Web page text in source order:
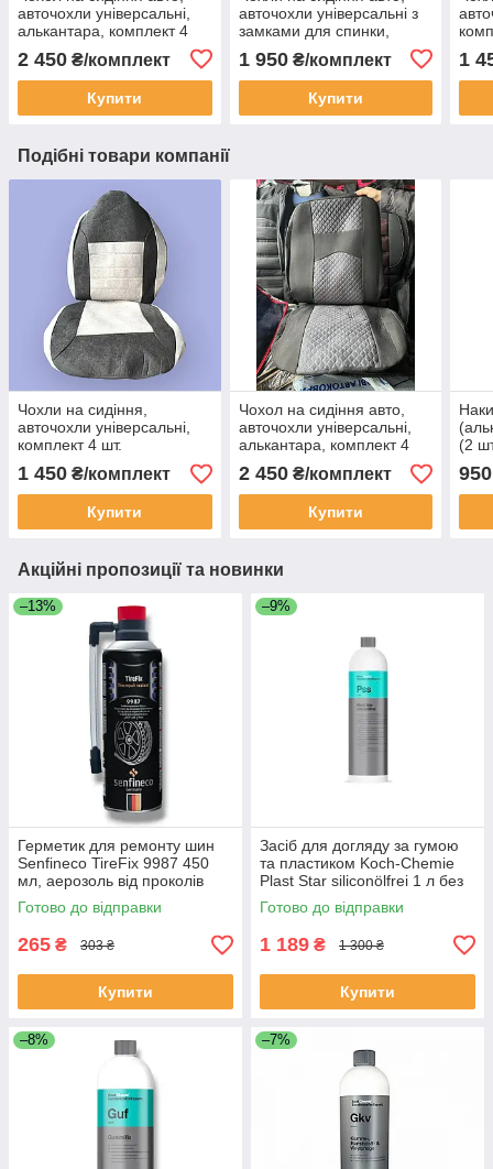
авточохли універсальні,
алькантара, комплект 4
2 450 ₴/комплект
Купити
авточохли універсальні з
замками для спинки,
1 950₴/комплект
Купити
1
Подібні товари компанії
Чохли на сидіння,
авточохли універсальні,
комплект 4 шт.
1 450 ₴/комплект
Купити
Чохол на сидіння авто,
авточохли універсальні,
алькантара, комплект 4
шт.
2 450₴/комплект
Купити
(2
950
Акційні пропозиції та новинки
–13%
Герметик для ремонту шин
Senfineco TireFix 9987 450
мл, аерозоль від проколів
Готово до відправки
265 ₴ 303 ₴
Купити
–9%
Засіб для догляду за гумою
та пластиком Koch-Chemie
Plast Star siliconölfrei 1 л без
силікону
Готово до відправки
1 189 ₴ 1 300 ₴
Купити
–8% –7%